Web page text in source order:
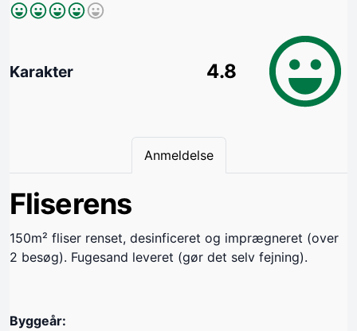
Karakter 4.8
Anmeldelse
Fliserens
150m² fliser renset, desinficeret og imprægneret (over
2 besøg). Fugesand leveret (gør det selv fejning).
Byggeår: